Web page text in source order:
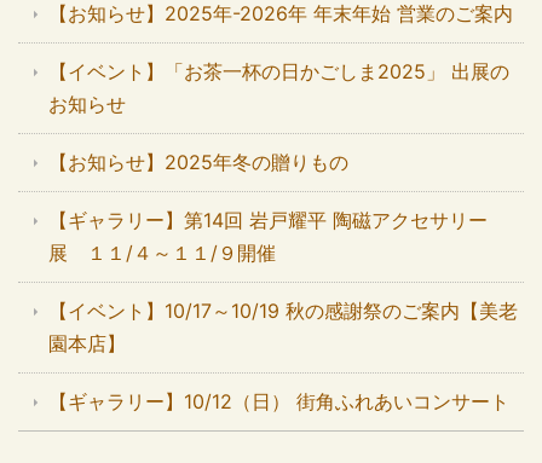
【お知らせ】2025年-2026年 年末年始 営業のご案内
【イベント】「お茶一杯の日かごしま2025」 出展の
お知らせ
【お知らせ】2025年冬の贈りもの
【ギャラリー】第14回 岩戸耀平 陶磁アクセサリー
展 １１/４～１１/９開催
【イベント】10/17～10/19 秋の感謝祭のご案内【美老
園本店】
【ギャラリー】10/12（日） 街角ふれあいコンサート